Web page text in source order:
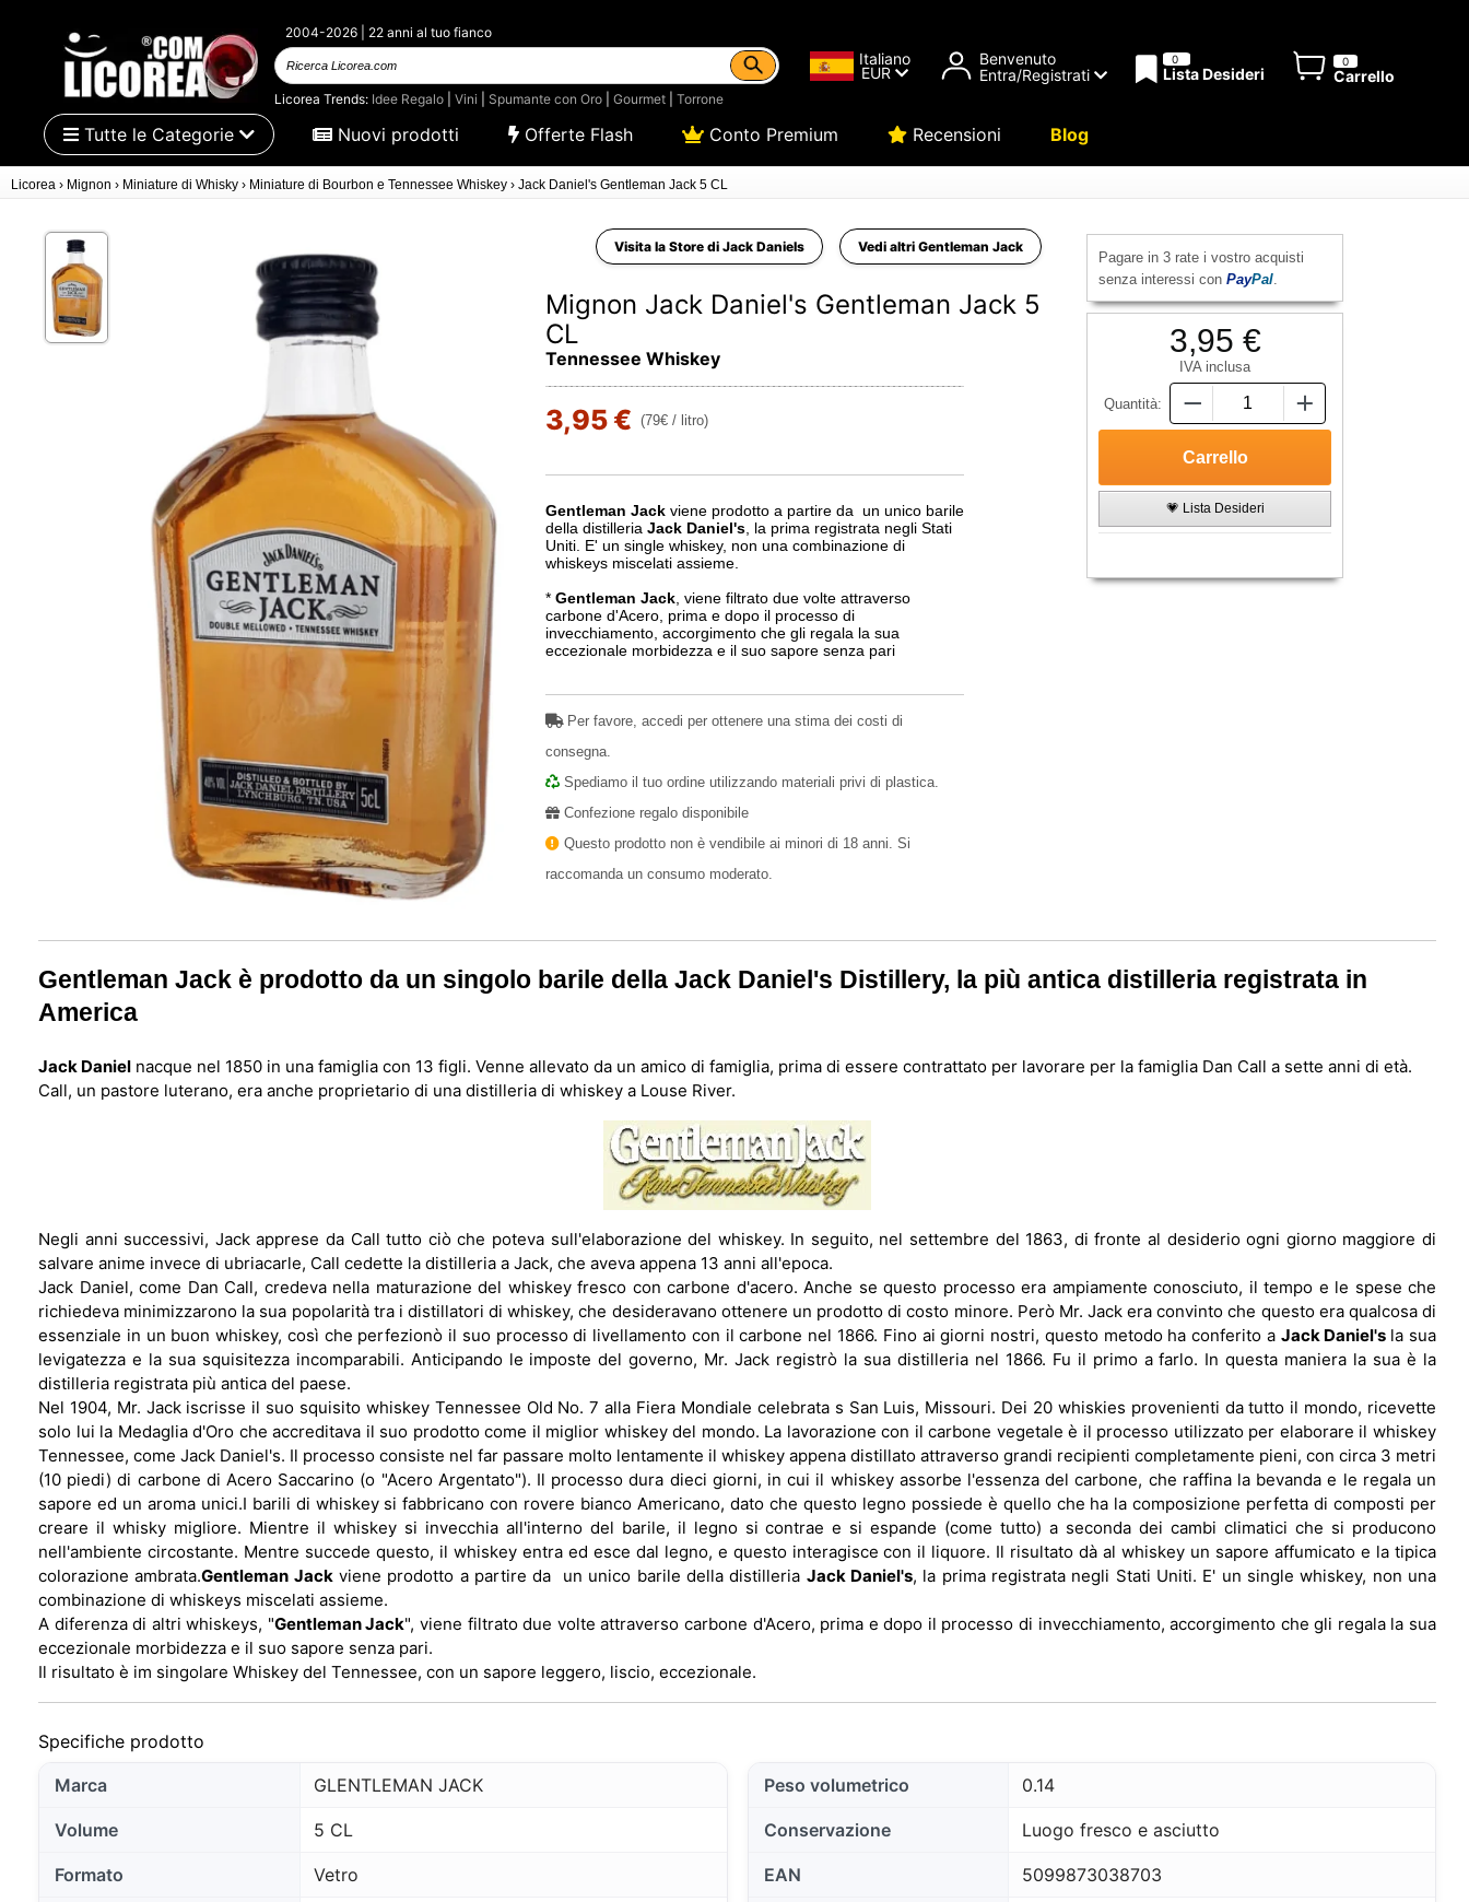
2004-2026 | 22 anni al tuo fianco
Ricerca Licorea.com
Licorea Trends: Idee Regalo| Vini Spumante con Oro| Gourmet| Torrone
Italiano
EUR
Benvenuto
Entra/Registrati
0
Lista Desideri
0
Carrello
Tutte le Categorie Nuovi prodotti Offerte Flash Conto Premium Recensioni Blog
Licorea › Mignon › Miniature di Whisky › Miniature di Bourbon e Tennessee Whiskey › Jack Daniel's Gentleman Jack 5 CL
Visita la Store di Jack Daniels Vedi altri Gentleman Jack
Mignon Jack Daniel's Gentleman Jack 5
CL
Tennessee Whiskey
3,95 € (79€ / litro)
Gentleman Jackviene prodotto a partire da un unico barile
della distilleria Jack Daniel's, la prima registrata negli Stati
Uniti. E' un single whiskey, non una combinazione di
whiskeys miscelati assieme.
* Gentleman Jack, viene filtrato due volte attraverso
carbone d'Acero, prima e dopo il processo di
invecchiamento, accorgimento che gli regala la sua
eccezionale morbidezza e il suo sapore senza pari
Per favore, accedi per ottenere una stima dei costi di
consegna.
Spediamo il tuo ordine utilizzando materiali privi di plastica.
Confezione regalo disponibile
Questo prodotto non è vendibile ai minori di 18 anni. Si
raccomanda un consumo moderato.
Pagare in 3 rate i vostro acquisti
senza interessi con PayPal.
3,95 €
IVA inclusa
Quantità:
💗 Lista Desideri
Gentleman Jack è prodotto da un singolo barile della Jack Daniel's Distillery, la più antica distilleria registrata in
America
Jack Daniel nacque nel 1850 in una famiglia con 13 figli. Venne allevato da un amico di famiglia, prima di essere contrattato per lavorare per la famiglia Dan Call a sette anni di età.
Call, un pastore luterano, era anche proprietario di una distilleria di whiskey a Louse River.
Negli anni successivi, Jack apprese da Call tutto ciò che poteva sull'elaborazione del whiskey. In seguito, nel settembre del 1863, di fronte al desiderio ogni giorno maggiore di
salvare anime invece di ubriacarle, Call cedette la distilleria a Jack, che aveva appena 13 anni all'epoca.
Jack Daniel, come Dan Call, credeva nella maturazione del whiskey fresco con carbone d'acero. Anche se questo processo era ampiamente conosciuto, il tempo e le spese che
richiedeva minimizzarono la sua popolarità tra i distillatori di whiskey, che desideravano ottenere un prodotto di costo minore. Però Mr. Jack era convinto che questo era qualcosa di
essenziale in un buon whiskey, così che perfezionò il suo processo di livellamento con il carbone nel 1866. Fino ai giorni nostri, questo metodo ha conferito a Jack Daniel's la sua
levigatezza e la sua squisitezza incomparabili. Anticipando le imposte del governo, Mr. Jack registrò la sua distilleria nel 1866. Fu il primo a farlo. In questa maniera la sua è la
distilleria registrata più antica del paese.
Nel 1904, Mr. Jack iscrisse il suo squisito whiskey Tennessee Old No. 7 alla Fiera Mondiale celebrata s San Luis, Missouri. Dei 20 whiskies provenienti da tutto il mondo, ricevette
solo lui la Medaglia d'Oro che accreditava il suo prodotto come il miglior whiskey del mondo. La lavorazione con il carbone vegetale è il processo utilizzato per elaborare il whiskey
Tennessee, come Jack Daniel's. Il processo consiste nel far passare molto lentamente il whiskey appena distillato attraverso grandi recipienti completamente pieni, con circa 3 metri
(10 piedi) di carbone di Acero Saccarino (o "Acero Argentato"). Il processo dura dieci giorni, in cui il whiskey assorbe l'essenza del carbone, che raffina la bevanda e le regala un
sapore ed un aroma unici.I barili di whiskey si fabbricano con rovere bianco Americano, dato che questo legno possiede è quello che ha la composizione perfetta di composti per
creare il whisky migliore. Mientre il whiskey si invecchia all'interno del barile, il legno si contrae e si espande (come tutto) a seconda dei cambi climatici che si producono
nell'ambiente circostante. Mentre succede questo, il whiskey entra ed esce dal legno, e questo interagisce con il liquore. Il risultato dà al whiskey un sapore affumicato e la tipica
colorazione ambrata.Gentleman Jackviene prodotto a partire da un unico barile della distilleria Jack Daniel's, la prima registrata negli Stati Uniti. E' un single whiskey, non una
combinazione di whiskeys miscelati assieme.
A diferenza di altri whiskeys, "Gentleman Jack", viene filtrato due volte attraverso carbone d'Acero, prima e dopo il processo di invecchiamento, accorgimento che gli regala la sua
eccezionale morbidezza e il suo sapore senza pari.
Il risultato è im singolare Whiskey del Tennessee, con un sapore leggero, liscio, eccezionale.
Specifiche prodotto
Marca
GLENTLEMAN JACK
Volume 5 CL
Formato Vetro
Peso volumetrico 0.14
Conservazione Luogo fresco e asciutto
EAN 5099873038703